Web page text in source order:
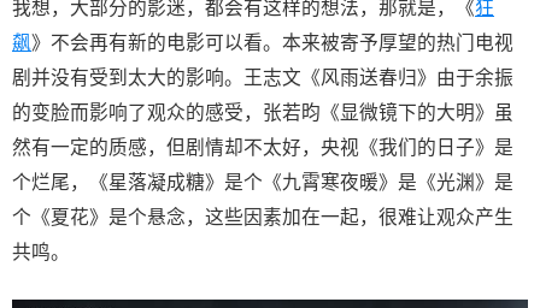
我想，大部分的影迷，都会有这样的想法，那就是，《狂
飙》不会再有新的电影可以看。本来被寄予厚望的热门电视
剧并没有受到太大的影响。王志文《风雨送春归》由于余振
的变脸而影响了观众的感受，张若昀《显微镜下的大明》虽
然有一定的质感，但剧情却不太好，央视《我们的日子》是
个烂尾，《星落凝成糖》是个《九霄寒夜暖》是《光渊》是
个《夏花》是个悬念，这些因素加在一起，很难让观众产生
共鸣。